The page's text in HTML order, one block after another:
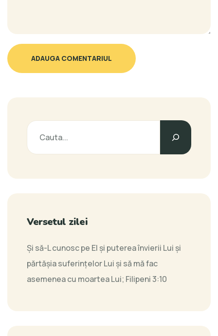
ADAUGA COMENTARIUL
Versetul zilei
Şi să-L cunosc pe El şi puterea învierii Lui şi
părtăşia suferinţelor Lui şi să mă fac
asemenea cu moartea Lui; Filipeni 3:10